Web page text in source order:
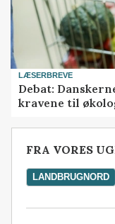
LÆSERBREVE
Debat:
kravene til
FRA VORES
LANDBRUGNORD